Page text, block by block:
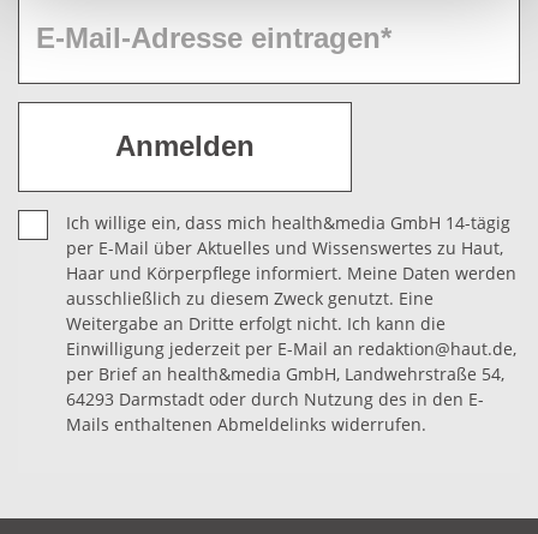
Ich willige ein, dass mich health&media GmbH 14-tägig
per E-Mail über Aktuelles und Wissenswertes zu Haut,
Haar und Körperpflege informiert. Meine Daten werden
ausschließlich zu diesem Zweck genutzt. Eine
Weitergabe an Dritte erfolgt nicht. Ich kann die
Einwilligung jederzeit per E-Mail an redaktion@haut.de,
per Brief an health&media GmbH, Landwehrstraße 54,
64293 Darmstadt oder durch Nutzung des in den E-
Mails enthaltenen Abmeldelinks widerrufen.